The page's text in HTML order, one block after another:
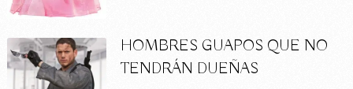
HOMBRES GUAPOS QUE NO
TENDRÁN DUEÑAS